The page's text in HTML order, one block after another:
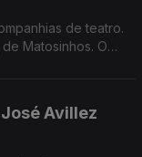
de teatro.
Matosinhos. O
Avillez